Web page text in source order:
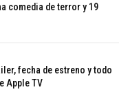
comedia de terror y 19
fecha de estreno y todo
Apple TV